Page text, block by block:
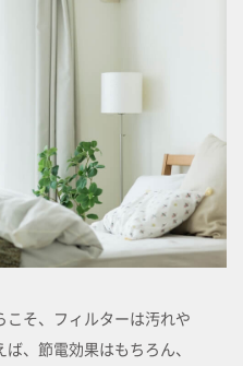
そ、フィルターは汚れや
、節電効果はもちろん、